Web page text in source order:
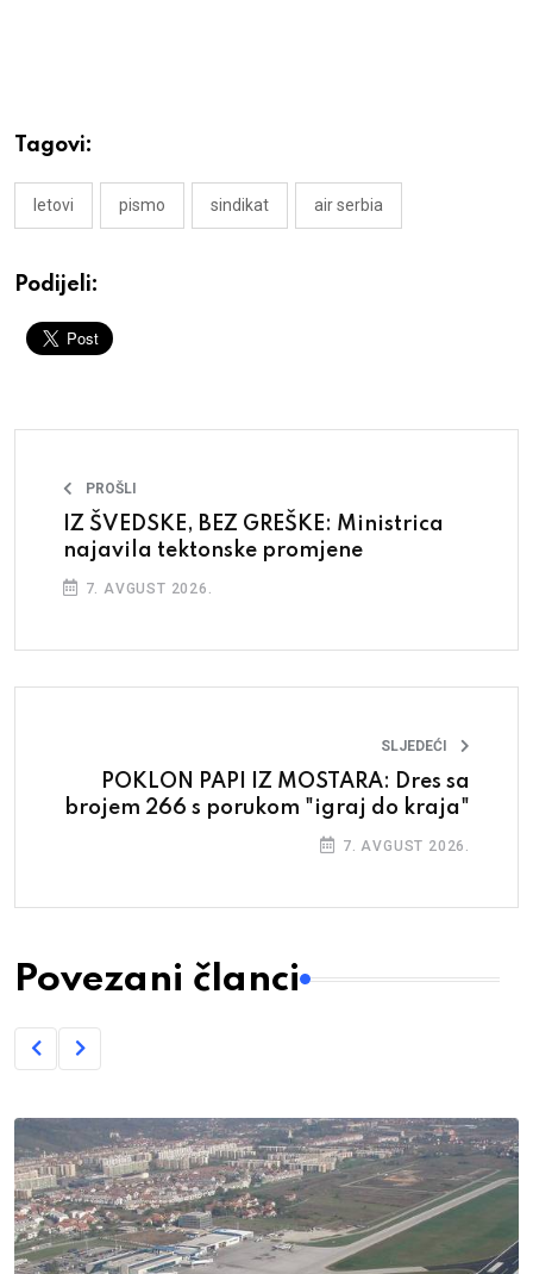
Tagovi:
letovi pismo sindikat air serbia
Podijeli:
PROŠLI
IZ ŠVEDSKE, BEZ GREŠKE: Ministrica
najavila tektonske promjene
7. AVGUST 2026.
SLJEDEĆI
POKLON PAPI IZ MOSTARA: Dres sa
brojem 266 s porukom "igraj do kraja"
7. AVGUST 2026.
Povezani članci